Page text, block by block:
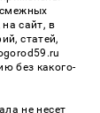
сайт, в
статей,
без какого-
не несет